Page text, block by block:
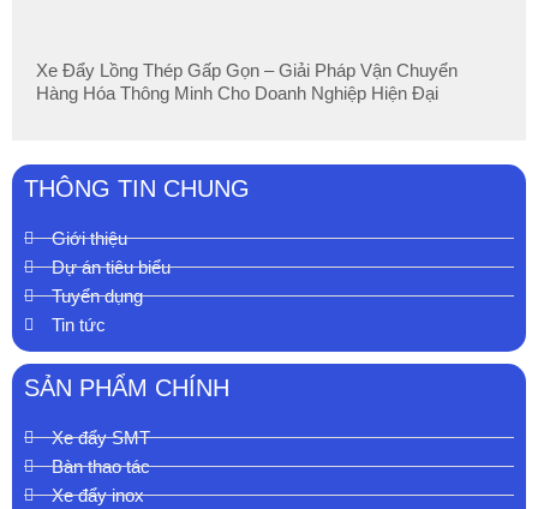
Xe Đẩy Lồng Thép Gấp Gọn – Giải Pháp Vận Chuyển
Hàng Hóa Thông Minh Cho Doanh Nghiệp Hiện Đại
THÔNG TIN CHUNG
Giới thiệu
Dự án tiêu biểu
Tuyển dụng
Tin tức
SẢN PHẨM CHÍNH
Xe đẩy SMT
Bàn thao tác
Xe đẩy inox